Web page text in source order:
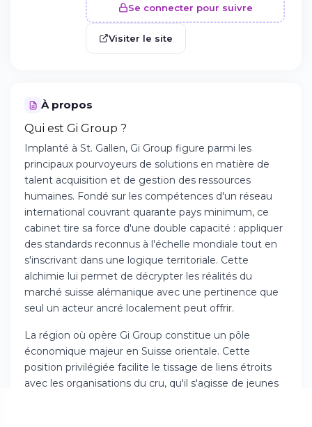
Se connecter pour suivre
Visiter le site
À propos
Qui est Gi Group ?
Implanté à St. Gallen, Gi Group figure parmi les
principaux pourvoyeurs de solutions en matière de
talent acquisition et de gestion des ressources
humaines. Fondé sur les compétences d'un réseau
international couvrant quarante pays minimum, ce
cabinet tire sa force d'une double capacité : appliquer
des standards reconnus à l'échelle mondiale tout en
s'inscrivant dans une logique territoriale. Cette
alchimie lui permet de décrypter les réalités du
marché suisse alémanique avec une pertinence que
seul un acteur ancré localement peut offrir.
La région où opère Gi Group constitue un pôle
économique majeur en Suisse orientale. Cette
position privilégiée facilite le tissage de liens étroits
avec les organisations du cru, qu'il s'agisse de jeunes